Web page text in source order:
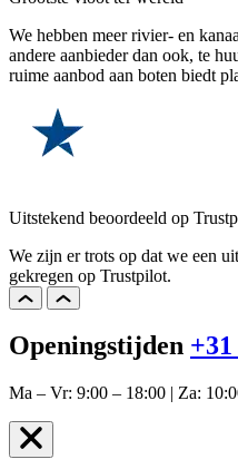
We hebben meer rivier- en
andere aanbieder dan ook, te
ruime aanbod aan boten biedt
Uitstekend beoordeeld op
We zijn er trots op dat we een
gekregen op Trustpilot.
Openingstijden +31
Ma – Vr: 9:00 – 18:00 | Za: